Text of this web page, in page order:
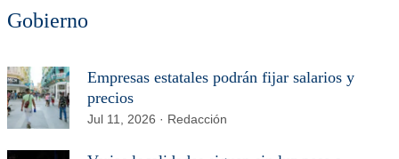
Gobierno
Empresas estatales podrán fijar salarios y
precios
Jul 11, 2026 · Redacción